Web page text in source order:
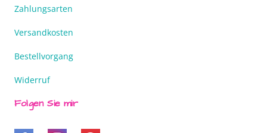
Zahlungsarten
Versandkosten
Bestellvorgang
Widerruf
Folgen Sie mir